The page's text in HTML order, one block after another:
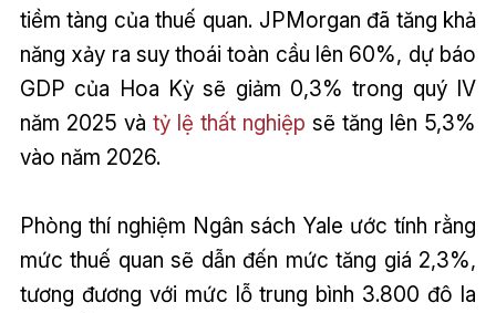
tiềm tàng của thuế quan. JPMorgan đã tăng khả
năng xảy ra suy thoái toàn cầu lên 60%, dự báo
GDP của Hoa Kỳ sẽ giảm 0,3% trong quý IV
năm 2025 và tỷ lệ thất nghiệp sẽ tăng lên 5,3%
vào năm 2026.
Phòng thí nghiệm Ngân sách Yale ước tính rằng
mức thuế quan sẽ dẫn đến mức tăng giá 2,3%,
tương đương với mức lỗ trung bình 3.800 đô la